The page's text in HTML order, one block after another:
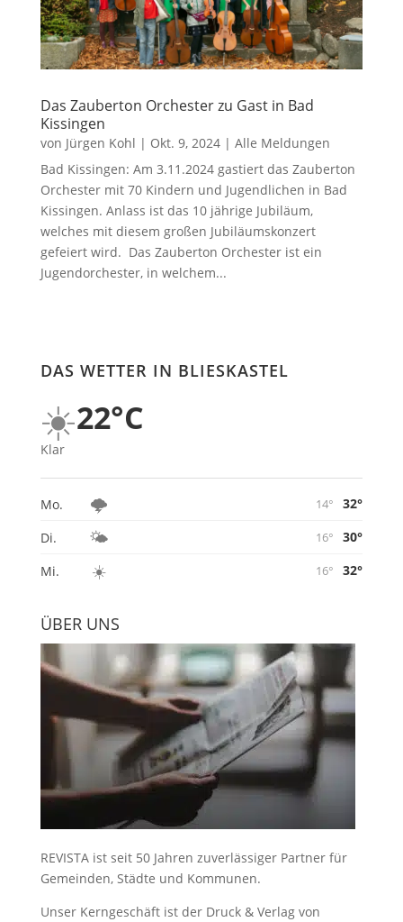
Das Zauberton Orchester zu Gast in Bad
Kissingen
von Jürgen Kohl | Okt. 9, 2024| Alle Meldungen
Bad Kissingen: Am 3.11.2024 gastiert das Zauberton
Orchester mit 70 Kindern und Jugendlichen in Bad
Kissingen. Anlass ist das 10 jährige Jubiläum,
welches mit diesem großen Jubiläumskonzert
gefeiert wird. Das Zauberton Orchester ist ein
Jugendorchester, in welchem...
DAS WETTER IN BLIESKASTEL
☀️22°C
Klar
Mo. 🌩️ 14°
32°
Di.
🌤️ 16°
30°
Mi.
☀️ 16° 32°
ÜBER UNS
REVISTA ist seit 50 Jahren zuverlässiger Partner für
Gemeinden, Städte und Kommunen.
Unser Kerngeschäft ist der Druck & Verlag von